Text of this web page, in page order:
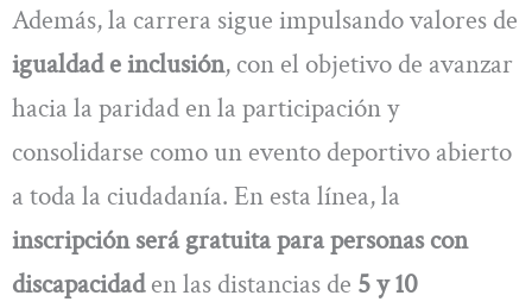
Además, la carrera sigue impulsando valores de
igualdad e inclusión, con el objetivo de avanzar
hacia la paridad en la participación y
consolidarse como un evento deportivo abierto
a toda la ciudadanía. En esta línea, la
inscripción será gratuita para personas con
discapacidaden las distancias de 5 y 10